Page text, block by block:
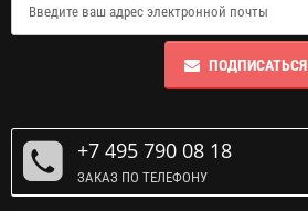
ПОДПИСАТЬСЯ
+7 495 790 08 18
ЗАКАЗ ПО ТЕЛЕФОНУ